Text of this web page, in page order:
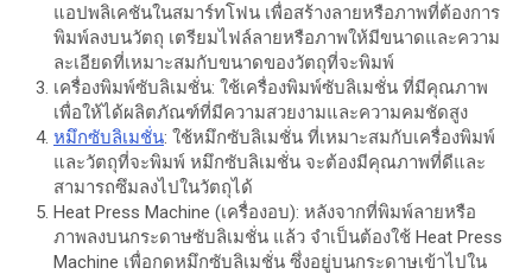
แอปพลิเคชันในสมาร์ทโฟน เพื่อสร้างลายหรือภาพที่ต้องการ
พิมพ์ลงบนวัตถุ เตรียมไฟล์ลายหรือภาพให้มีขนาดและความ
ละเอียดที่เหมาะสมกับขนาดของวัตถุที่จะพิมพ์
เครื่องพิมพ์ซับลิเมชั่น: ใช้เครื่องพิมพ์ซับลิเมชั่น ที่มีคุณภาพ
เพื่อให้ได้ผลิตภัณฑ์ที่มีความสวยงามและความคมชัดสูง
หมึกซับลิเมชั่น: ใช้หมึกซับลิเมชั่น ที่เหมาะสมกับเครื่องพิมพ์
และวัตถุที่จะพิมพ์ หมึกซับลิเมชั่น จะต้องมีคุณภาพที่ดีและ
สามารถซึมลงไปในวัตถุได้
Heat Press Machine (เครื่องอบ): หลังจากที่พิมพ์ลายหรือ
ภาพลงบนกระดาษซับลิเมชั่น แล้ว จำเป็นต้องใช้ Heat Press
Machine เพื่อกดหมึกซับลิเมชั่น ซึ่งอยู่บนกระดาษเข้าไปใน